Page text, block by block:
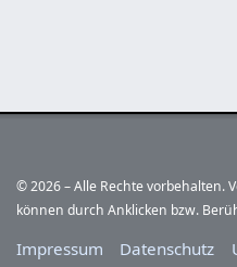
© 2026 – Alle Rechte vorbehalten.
können durch Anklicken bzw.
Impressum Datenschutz